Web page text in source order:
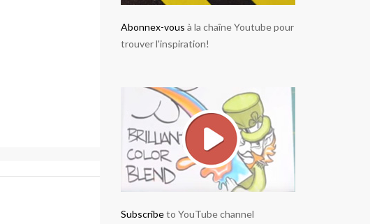
Abonnex-vous à la chaîne Youtube pour
trouver l'inspiration!
Subscribeto YouTube channel